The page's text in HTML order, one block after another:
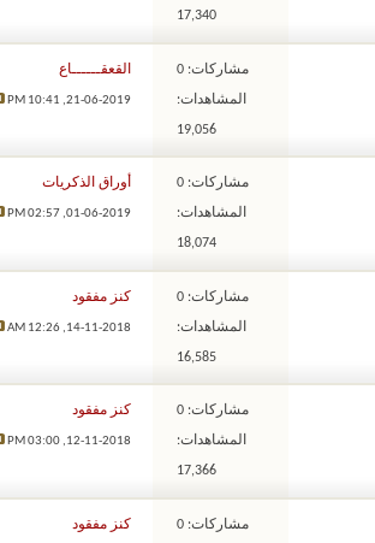
17,340
مشاركات: 0
المشاهدات:
19,056
القعقــــــاع
21-06-2019,
10:41 PM
مشاركات: 0
المشاهدات:
18,074
أوراق الذكريات
01-06-2019,
02:57 PM
مشاركات: 0
المشاهدات:
16,585
كنز مفقود
14-11-2018,
12:26 AM
مشاركات: 0
المشاهدات:
17,366
كنز مفقود
12-11-2018,
03:00 PM
مشاركات: 0 كنز مفقود